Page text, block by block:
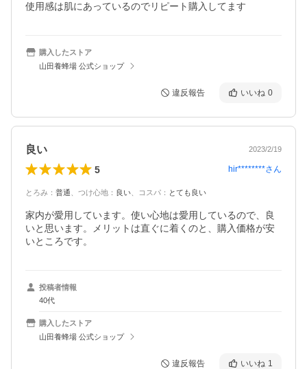
使用感は肌にあっているのでリピート購入してます
購入したストア
山田養蜂場 公式ショップ
違反報告 いいね 0
良い 2023/2/19
5 hir********さん
とろみ ： 普通 つけ心地 ： 良い コスパ ： とても良い
家内が愛用しています。使い心地は愛用しているので、良
いと思います。メリットは直ぐに着くのと、購入価格が安
いところです。
投稿者情報
40代
購入したストア
山田養蜂場 公式ショップ
違反報告 いいね 1